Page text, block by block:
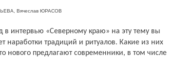
Вячеслав ЮРАСОВ
наработки традиций и ритуалов. Какие из них
нового предлагают современники, в том числе